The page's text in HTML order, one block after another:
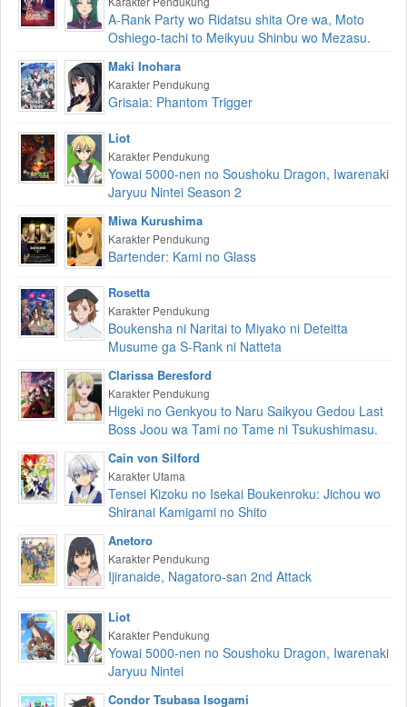
A-Rank Party wo Ridatsu shita Ore wa, Moto
Oshiego-tachi to Meikyuu Shinbu wo Mezasu.
Maki Inohara
Karakter Pendukung
Grisaia: Phantom Trigger
Liot
Karakter Pendukung
Yowai 5000-nen no Soushoku Dragon, Iwarenaki
Jaryuu Nintei Season 2
Miwa Kurushima
Karakter Pendukung
Bartender: Kami no Glass
Rosetta
Karakter Pendukung
Boukensha ni Naritai to Miyako ni Deteitta
Musume ga S-Rank ni Natteta
Clarissa Beresford
Karakter Pendukung
Higeki no Genkyou to Naru Saikyou Gedou Last
Boss Joou wa Tami no Tame ni Tsukushimasu.
Cain von Silford
Karakter Utama
Tensei Kizoku no Isekai Boukenroku: Jichou wo
Shiranai Kamigami no Shito
Anetoro
Karakter Pendukung
Ijiranaide, Nagatoro-san 2nd Attack
Liot
Karakter Pendukung
Yowai 5000-nen no Soushoku Dragon, Iwarenaki
Jaryuu Nintei
Condor Tsubasa Isogami